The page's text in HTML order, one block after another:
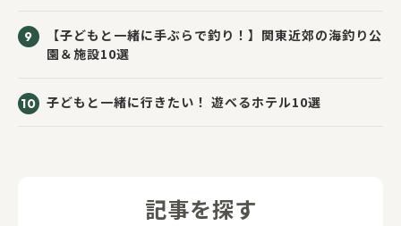
【子どもと一緒に手ぶらで釣り！】関東近郊の海釣り公
園＆施設10選
子どもと一緒に行きたい！ 遊べるホテル10選
記事を探す